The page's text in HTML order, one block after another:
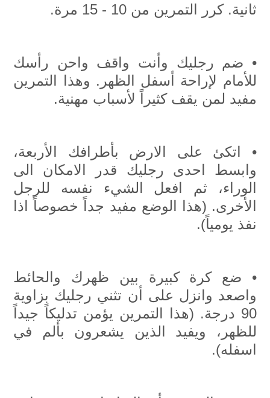
ثانية. كرر التمرين من 10 - 15 مرة.
• ضم رجليك وأنت واقف واحن رأسك
للأمام لإراحة أسفل الظهر. وهذا التمرين
مفيد لمن يقف كثيراً لأسباب مهنية.
• اتكئ على الارض بأطرافك الأربعة،
وابسط احدى رجليك قدر الامكان الى
الوراء، ثم افعل الشيء نفسه للرجل
الأخرى. (هذا الوضع مفيد جداً خصوصاً اذا
نفذ يومياً).
• ضع كرة كبيرة بين ظهرك والحائط
واصعد وانزل على أن تثني رجليك بزاوية
90 درجة. (هذا التمرين يؤمن تدليكاً جيداً
للظهر، ويفيد الذين يشعرون بألم في
اسفله).